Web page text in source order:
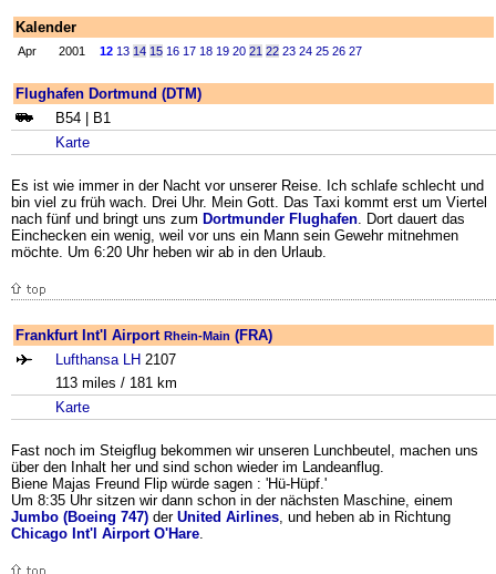
Kalender
Apr 2001 12 13 14 15 16 17 18 19 20 21 22 23 24 25 26 27
Flughafen Dortmund (DTM)
B54 | B1
Karte
Es ist wie immer in der Nacht vor unserer Reise. Ich schlafe schlecht und
bin viel zu früh wach. Drei Uhr. Mein Gott. Das Taxi kommt erst um Viertel
nach fünf und bringt uns zum Dortmunder Flughafen. Dort dauert das
Einchecken ein wenig, weil vor uns ein Mann sein Gewehr mitnehmen
möchte. Um 6:20 Uhr heben wir ab in den Urlaub.
Frankfurt Int'l Airport Rhein-Main (FRA)
Lufthansa LH 2107
113 miles / 181 km
Karte
Fast noch im Steigflug bekommen wir unseren Lunchbeutel, machen uns
über den Inhalt her und sind schon wieder im Landeanflug.
Biene Majas Freund Flip würde sagen : 'Hü-Hüpf.'
Um 8:35 Uhr sitzen wir dann schon in der nächsten Maschine, einem
Jumbo (Boeing 747) der United Airlines, und heben ab in Richtung
Chicago Int'l Airport O'Hare.